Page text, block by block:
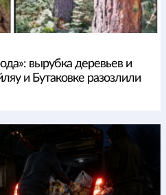
вырубка деревьев и
и Бутаковке разозлили